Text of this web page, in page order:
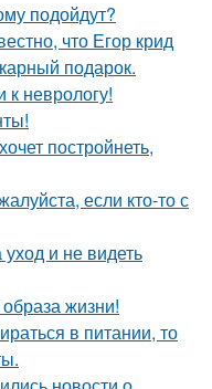
подойдут?
что Егор крид
подарок.
неврологу!
постройнеть,
если кто-то с
и не видеть
жизни!
в питании, то